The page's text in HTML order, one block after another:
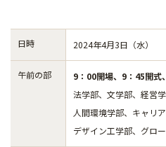
日時 2024年4月3日（水）
午前の部
9：00開場、9：45開式
法学部、文学部、経営
人間環境学部、キャリ
デザイン工学部、グロ